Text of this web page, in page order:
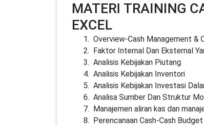
MATERI TRAINING
EXCEL
Overview-Cash Management &
Faktor Internal Dan Eksternal
Analisis Kebijakan Piutang
Analisis Kebijakan Inventori
Analisis Kebijakan Investasi
Analisa Sumber Dan Struktur
Manajemen aliran kas dan
Perencanaan Cash-Cash Budget